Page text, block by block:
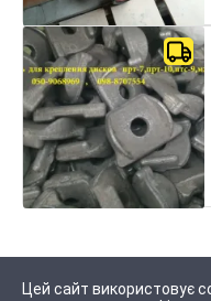
Цей сайт використовує